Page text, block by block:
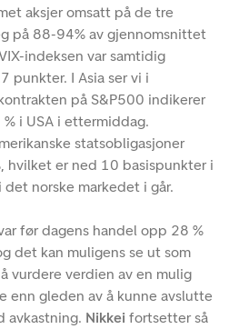
aksjer omsatt på de tre
på 88-94% av gjennomsnittet
indeksen var samtidig
I Asia ser vi i
på S&P500 indikerer
i USA i ettermiddag.
statsobligasjoner
hvilket er ned 10 basispunkter i
norske markedet i går.
før dagens handel opp 28 %
det kan muligens se ut som
vurdere verdien av en mulig
enn gleden av å kunne avslutte
avkastning. Nikkei fortsetter så